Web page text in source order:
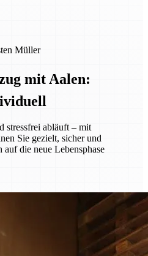
Müller
mit Aalen:
stressfrei abläuft – mit
Sie gezielt, sicher und
die neue Lebensphase